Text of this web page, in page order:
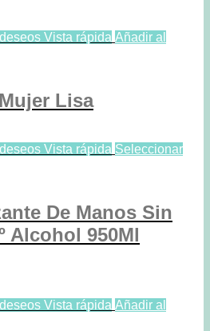
Vista rápida Añadir al
Lisa
Vista rápida Seleccionar
De Manos Sin
Alcohol 950Ml
Vista rápida Añadir al